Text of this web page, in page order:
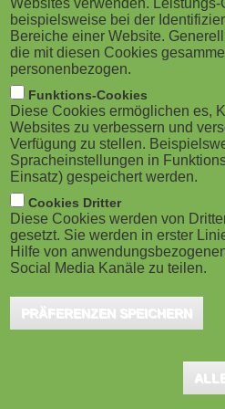
M
o
b
i
l
e
)
Websites verwenden.
beispielsweise bei der
Bereiche einer Website.
die mit diesen Cookies
personenbezogen.
Funktions-Cookies
Diese Cookies ermöglichen es,
Websites zu verbessern und
Verfügung zu stellen.
Spracheinstellungen in
Einsatz) gespeichert werden.
Cookies Dritter
Diese Cookies werden von
gesetzt. Sie werden in erster
Hilfe von
Social Media Kanäle zu teilen.
PRÄFERENZEN SPEICHERN